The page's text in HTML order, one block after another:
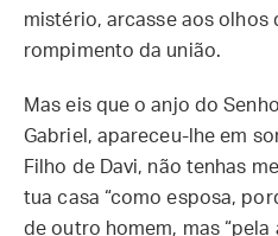
mistério, arcasse aos olhos
rompimento da união.
Mas eis que o anjo do
Gabriel, apareceu-lhe em
Filho de Davi, não tenhas
tua casa “como esposa,
de outro homem, mas